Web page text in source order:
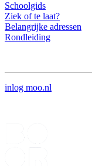
Schoolgids
Ziek of te laat?
Belangrijke adressen
Rondleiding
inlog moo.nl